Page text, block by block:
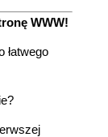
WWW!
łatwego